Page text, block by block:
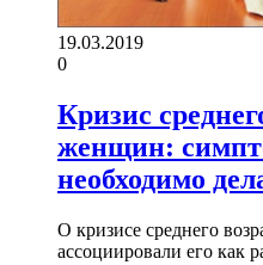
19.03.2019
0
Кризис
женщин:
необходимо
О кризисе среднего
ассоциировали его как